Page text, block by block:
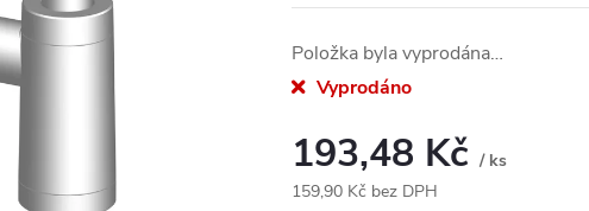
Položka byla vyprodána…
Vyprodáno
193,48 Kč / ks
159,90 Kč bez DPH